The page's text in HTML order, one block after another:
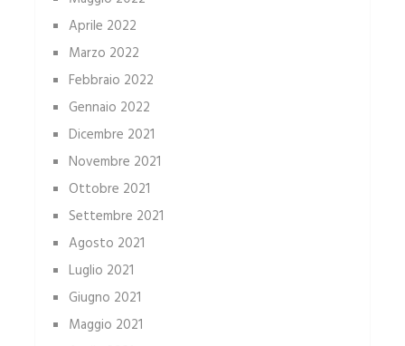
Aprile 2022
Marzo 2022
Febbraio 2022
Gennaio 2022
Dicembre 2021
Novembre 2021
Ottobre 2021
Settembre 2021
Agosto 2021
Luglio 2021
Giugno 2021
Maggio 2021